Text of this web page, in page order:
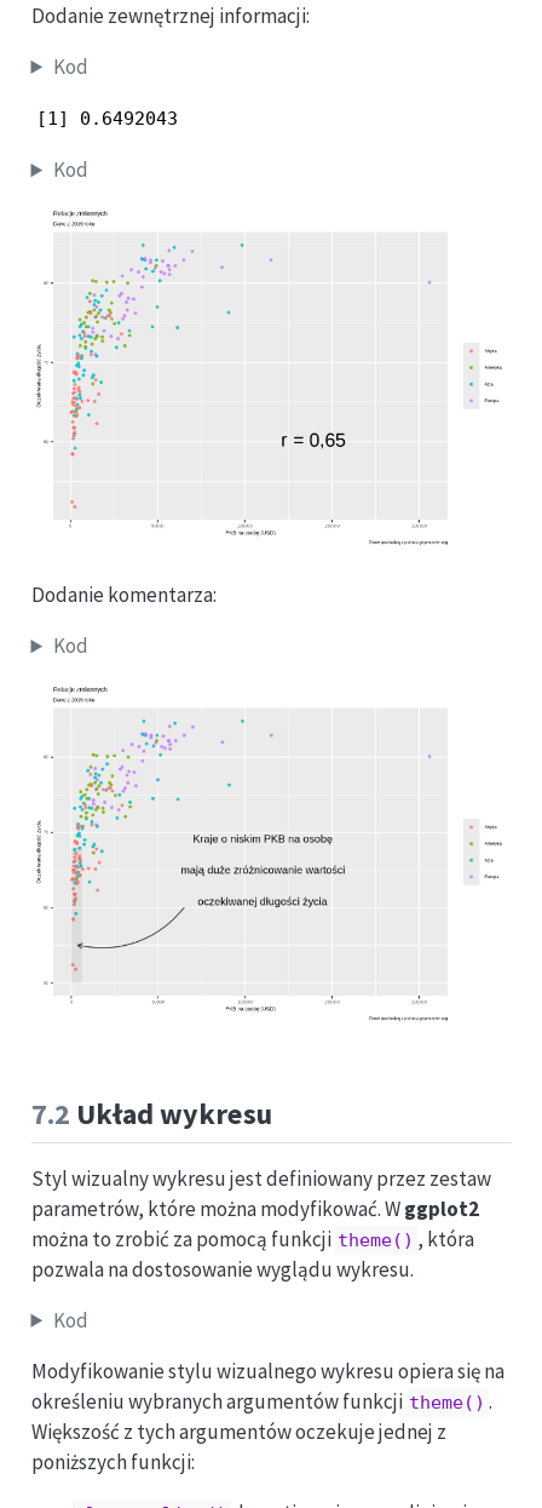
Dodanie zewnętrznej informacji:
Kod
[1] 0.6492043
Kod
Dodanie komentarza:
Kod
7.2 Układ wykresu
Styl wizualny wykresu jest definiowany przez zestaw
parametrów, które można modyfikować. Wggplot2
można to zrobić za pomocą funkcji theme() , która
pozwala na dostosowanie wyglądu wykresu.
Kod
Modyfikowanie stylu wizualnego wykresu opiera się na
określeniu wybranych argumentów funkcji theme() .
Większość z tych argumentów oczekuje jednej z
poniższych funkcji: